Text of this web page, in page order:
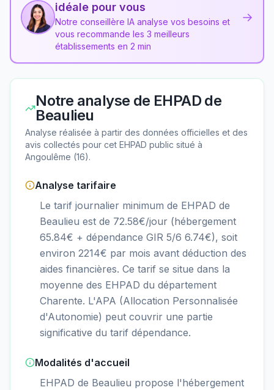
idéale pour vous
Notre conseillère IA analyse vos besoins et
vous recommande les 3 meilleurs
établissements en 2 min
→
Notre analyse de EHPAD de
Beaulieu
Analyse réalisée à partir des données officielles et des
avis collectés pour cet EHPAD public situé à
Angoulême (16).
Analyse tarifaire
Le tarif journalier minimum de EHPAD de
Beaulieu est de 72.58€/jour (hébergement
65.84€ + dépendance GIR 5/6 6.74€), soit
environ 2214€ par mois avant déduction des
aides financières. Ce tarif se situe dans la
moyenne des EHPAD du département
Charente. L'APA (Allocation Personnalisée
d'Autonomie) peut couvrir une partie
significative du tarif dépendance.
Modalités d'accueil
EHPAD de Beaulieu propose l'hébergement